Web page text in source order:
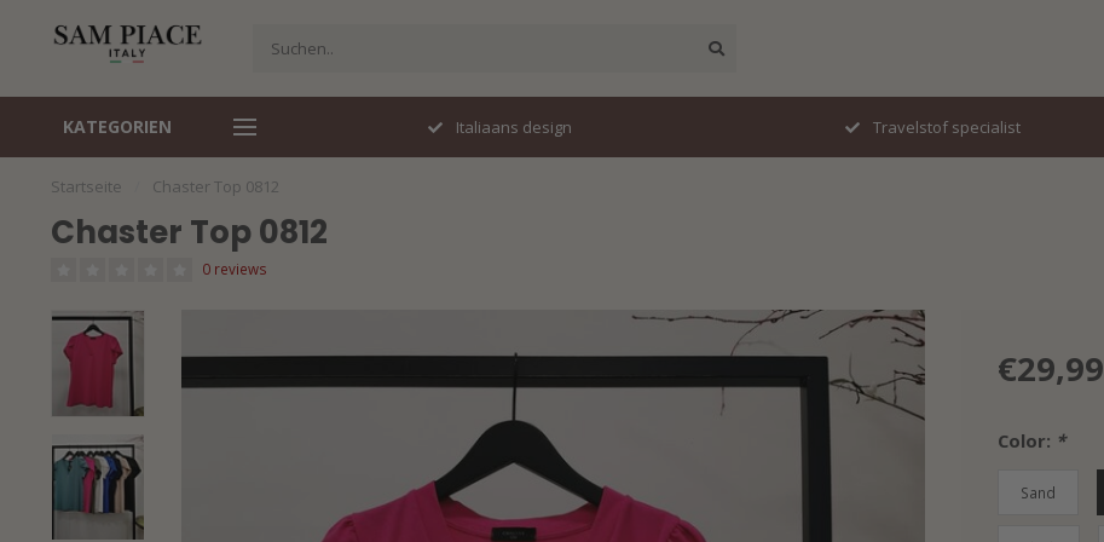
KATEGORIEN
Perfecte pasvorm Italiaans design Travelstof specialist
Startseite Chaster Top 0812
Chaster Top 0812
0 reviews
€29,99
Color: *
Sand